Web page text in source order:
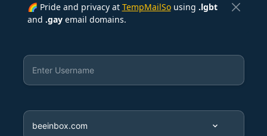
🌈 Pride and privacy at TempMailSousing .lgbt
and .gayemail domains.